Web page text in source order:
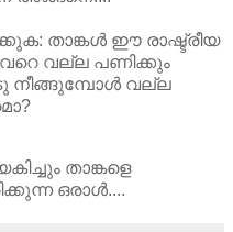
താങ്കള്‍ ഈ രാഷ്ട്രീയ
വല്ല പണിക്കും
നീങ്ങുമ്പോള്‍ വല്ല
താങ്കളെ
ഒരാള്‍....